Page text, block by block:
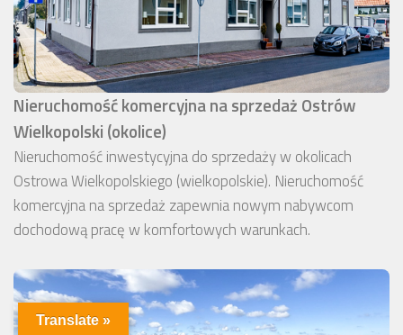
Nieruchomość komercyjna na sprzedaż Ostrów
Wielkopolski (okolice)
Nieruchomość inwestycyjna do sprzedaży w okolicach
Ostrowa Wielkopolskiego (wielkopolskie). Nieruchomość
komercyjna na sprzedaż zapewnia nowym nabywcom
dochodową pracę w komfortowych warunkach.
Translate »